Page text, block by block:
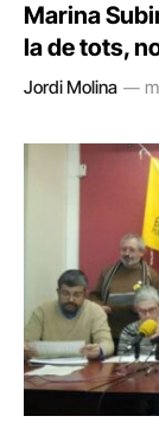
Marina
la de tots,
Jordi Molina